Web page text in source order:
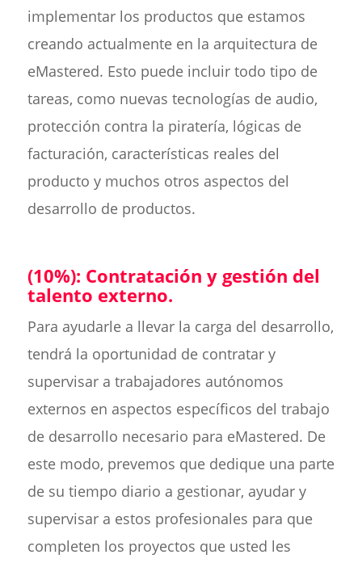
implementar los productos que estamos
creando actualmente en la arquitectura de
eMastered. Esto puede incluir todo tipo de
tareas, como nuevas tecnologías de audio,
protección contra la piratería, lógicas de
facturación, características reales del
producto y muchos otros aspectos del
desarrollo de productos.
(10%): Contratación y gestión del
talento externo.
Para ayudarle a llevar la carga del desarrollo,
tendrá la oportunidad de contratar y
supervisar a trabajadores autónomos
externos en aspectos específicos del trabajo
de desarrollo necesario para eMastered. De
este modo, prevemos que dedique una parte
de su tiempo diario a gestionar, ayudar y
supervisar a estos profesionales para que
completen los proyectos que usted les